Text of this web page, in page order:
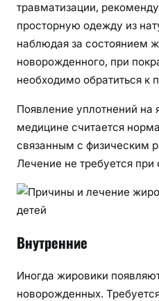
травматизации,
просторную одежду из
наблюдая за состоянием
новорожденного, при
необходимо обратиться к
Появление уплотнений на
медицине считается
связанным с физическим
Лечение не требуется при
Внутренние
Иногда жировики
новорожденных.